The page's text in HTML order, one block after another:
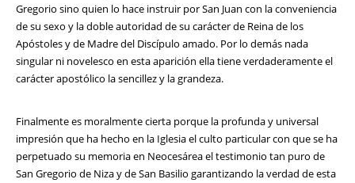
Gregorio sino quien lo hace instruir por San Juan con la conveniencia
de su sexo y la doble autoridad de su carácter de Reina de los
Apóstoles y de Madre del Discípulo amado. Por lo demás nada
singular ni novelesco en esta aparición ella tiene verdaderamente el
carácter apostólico la sencillez y la grandeza.
Finalmente es moralmente cierta porque la profunda y universal
impresión que ha hecho en la Iglesia el culto particular con que se ha
perpetuado su memoria en Neocesárea el testimonio tan puro de
San Gregorio de Niza y de San Basilio garantizando la verdad de esta